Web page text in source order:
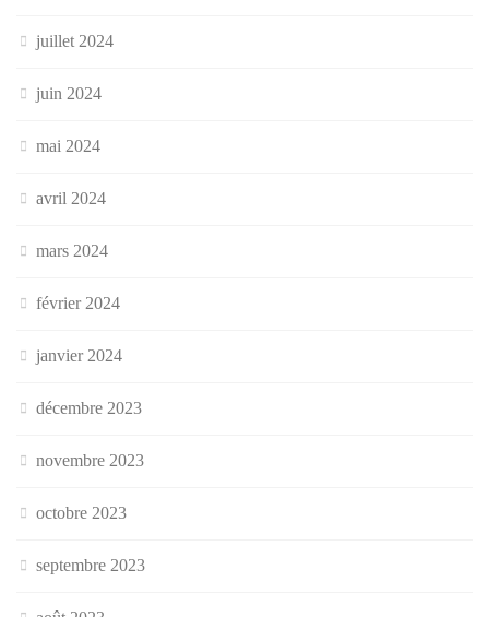
juillet 2024
juin 2024
mai 2024
avril 2024
mars 2024
février 2024
janvier 2024
décembre 2023
novembre 2023
octobre 2023
septembre 2023